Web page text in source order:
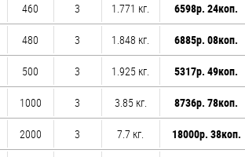
460 3 1.771 кг. 6598р. 24коп.
480 3 1.848 кг. 6885р. 08коп.
500 3 1.925 кг. 5317р. 49коп.
1000 3 3.85 кг. 8736р. 78коп.
2000 3 7.7 кг. 18000р. 38коп.